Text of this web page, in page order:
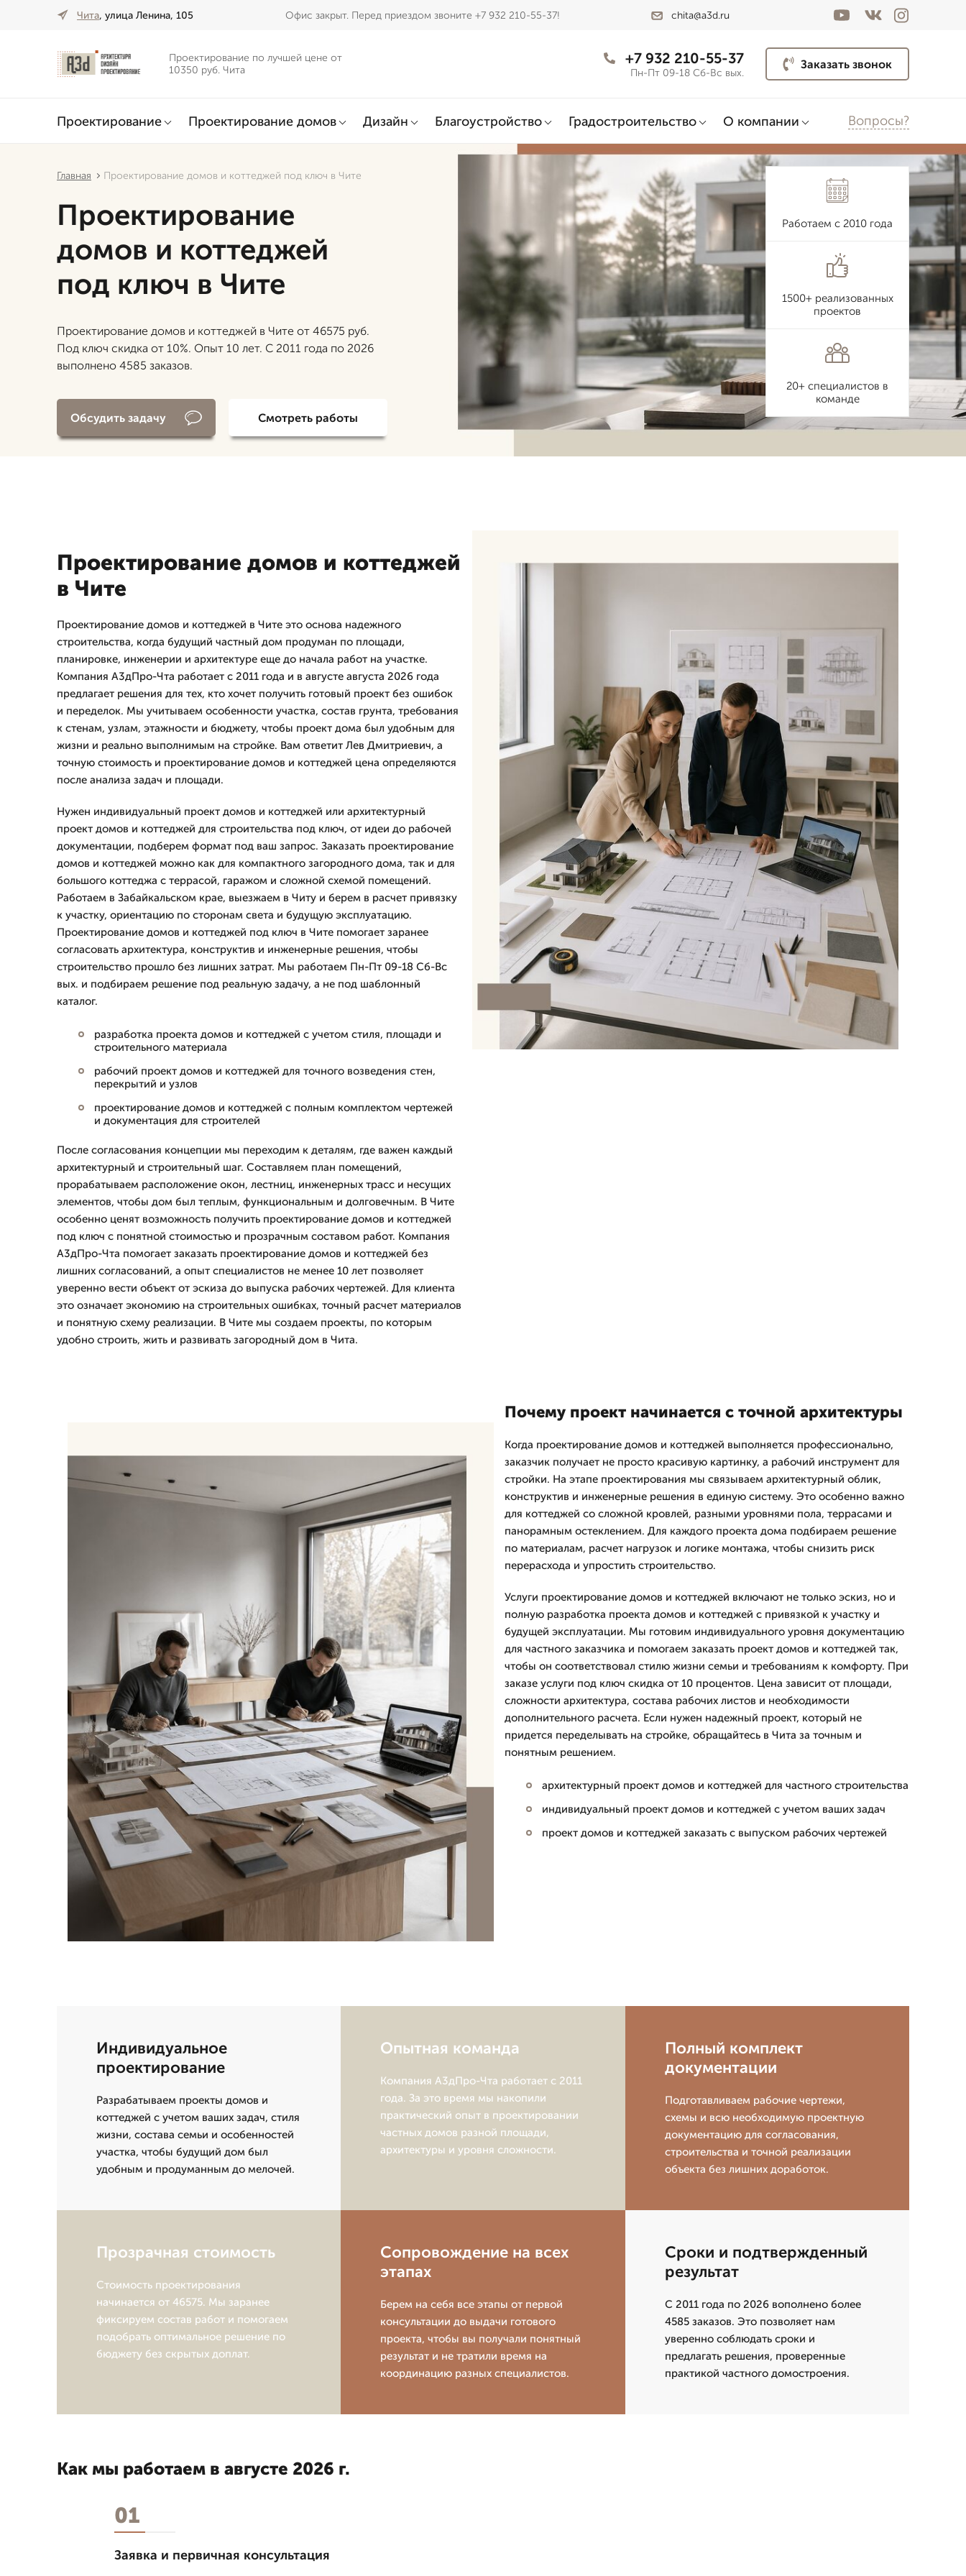
Чита, улица Ленина, 105 Офис закрыт. Перед приездом звоните +7 932 210-55-37! chita@a3d.ru
Проектирование по лучшей цене от
10350 руб. Чита
+7 932 210-55-37
Пн-Пт 09-18 Сб-Вс вых.
Заказать звонок
Проектирование Проектирование домов Дизайн Благоустройство Градостроительство О компании Вопросы?
Главная Проектирование домов и коттеджей под ключ в Чите
Проектирование
домов и коттеджей
под ключ в Чите
Проектирование домов и коттеджей в Чите от 46575 руб.
Под ключ скидка от 10%. Опыт 10 лет. С 2011 года по 2026
выполнено 4585 заказов.
Обсудить задачу Смотреть работы
Работаем с 2010 года
1500+ реализованных
проектов
20+ специалистов в
команде
Проектирование домов и коттеджей
в Чите
Проектирование домов и коттеджей в Чите это основа надежного
строительства, когда будущий частный дом продуман по площади,
планировке, инженерии и архитектуре еще до начала работ на участке.
Компания А3дПро-Чта работает с 2011 года и в августе августа 2026 года
предлагает решения для тех, кто хочет получить готовый проект без ошибок
и переделок. Мы учитываем особенности участка, состав грунта, требования
к стенам, узлам, этажности и бюджету, чтобы проект дома был удобным для
жизни и реально выполнимым на стройке. Вам ответит Лев Дмитpиевич, а
точную стоимость и проектирование домов и коттеджей цена определяются
после анализа задач и площади.
Нужен индивидуальный проект домов и коттеджей или архитектурный
проект домов и коттеджей для строительства под ключ, от идеи до рабочей
документации, подберем формат под ваш запрос. Заказать проектирование
домов и коттеджей можно как для компактного загородного дома, так и для
большого коттеджа с террасой, гаражом и сложной схемой помещений.
Работаем в Забайкальском крае, выезжаем в Читу и берем в расчет привязку
к участку, ориентацию по сторонам света и будущую эксплуатацию.
Проектирование домов и коттеджей под ключ в Чите помогает заранее
согласовать архитектура, конструктив и инженерные решения, чтобы
строительство прошло без лишних затрат. Мы работаем Пн-Пт 09-18 Сб-Вс
вых. и подбираем решение под реальную задачу, а не под шаблонный
каталог.
разработка проекта домов и коттеджей с учетом стиля, площади и
строительного материала
рабочий проект домов и коттеджей для точного возведения стен,
перекрытий и узлов
проектирование домов и коттеджей с полным комплектом чертежей
и документация для строителей
После согласования концепции мы переходим к деталям, где важен каждый
архитектурный и строительный шаг. Составляем план помещений,
прорабатываем расположение окон, лестниц, инженерных трасс и несущих
элементов, чтобы дом был теплым, функциональным и долговечным. В Чите
особенно ценят возможность получить проектирование домов и коттеджей
под ключ с понятной стоимостью и прозрачным составом работ. Компания
А3дПро-Чта помогает заказать проектирование домов и коттеджей без
лишних согласований, а опыт специалистов не менее 10 лет позволяет
уверенно вести объект от эскиза до выпуска рабочих чертежей. Для клиента
это означает экономию на строительных ошибках, точный расчет материалов
и понятную схему реализации. В Чите мы создаем проекты, по которым
удобно строить, жить и развивать загородный дом в Чита.
Почему проект начинается с точной архитектуры
Когда проектирование домов и коттеджей выполняется профессионально,
заказчик получает не просто красивую картинку, а рабочий инструмент для
стройки. На этапе проектирования мы связываем архитектурный облик,
конструктив и инженерные решения в единую систему. Это особенно важно
для коттеджей со сложной кровлей, разными уровнями пола, террасами и
панорамным остеклением. Для каждого проекта дома подбираем решение
по материалам, расчет нагрузок и логике монтажа, чтобы снизить риск
перерасхода и упростить строительство.
Услуги проектирование домов и коттеджей включают не только эскиз, но и
полную разработка проекта домов и коттеджей с привязкой к участку и
будущей эксплуатации. Мы готовим индивидуального уровня документацию
для частного заказчика и помогаем заказать проект домов и коттеджей так,
чтобы он соответствовал стилю жизни семьи и требованиям к комфорту. При
заказе услуги под ключ скидка от 10 процентов. Цена зависит от площади,
сложности архитектура, состава рабочих листов и необходимости
дополнительного расчета. Если нужен надежный проект, который не
придется переделывать на стройке, обращайтесь в Чита за точным и
понятным решением.
архитектурный проект домов и коттеджей для частного строительства
индивидуальный проект домов и коттеджей с учетом ваших задач
проект домов и коттеджей заказать с выпуском рабочих чертежей
Индивидуальное
проектирование
Разрабатываем проекты домов и
коттеджей с учетом ваших задач, стиля
жизни, состава семьи и особенностей
участка, чтобы будущий дом был
удобным и продуманным до мелочей.
Опытная команда
Компания А3дПро-Чта работает с 2011
года. За это время мы накопили
практический опыт в проектировании
частных домов разной площади,
архитектуры и уровня сложности.
Полный комплект
документации
Подготавливаем рабочие чертежи,
схемы и всю необходимую проектную
документацию для согласования,
строительства и точной реализации
объекта без лишних доработок.
Прозрачная стоимость
Стоимость проектирования
начинается от 46575. Мы заранее
фиксируем состав работ и помогаем
подобрать оптимальное решение по
бюджету без скрытых доплат.
Сопровождение на всех
этапах
Берем на себя все этапы от первой
консультации до выдачи готового
проекта, чтобы вы получали понятный
результат и не тратили время на
координацию разных специалистов.
Сроки и подтвержденный
результат
С 2011 года по 2026 вополнено более
4585 заказов. Это позволяет нам
уверенно соблюдать сроки и
предлагать решения, проверенные
практикой частного домостроения.
Как мы работаем в августе 2026 г.
01
Заявка и первичная консультация